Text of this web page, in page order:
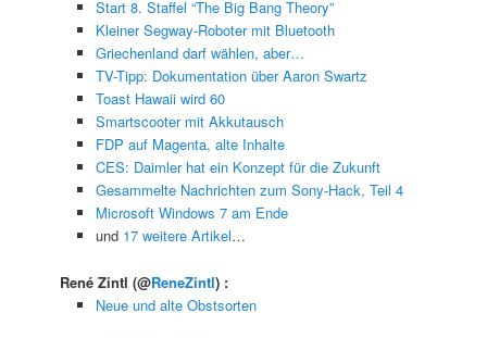
Start 8. Staffel “The Big Bang Theory”
Kleiner Segway-Roboter mit Bluetooth
Griechenland darf wählen, aber…
TV-Tipp: Dokumentation über Aaron Swartz
Toast Hawaii wird 60
Smartscooter mit Akkutausch
FDP auf Magenta, alte Inhalte
CES: Daimler hat ein Konzept für die Zukunft
Gesammelte Nachrichten zum Sony-Hack, Teil 4
Microsoft Windows 7 am Ende
und 17 weitere Artikel…
René Zintl(@ReneZintl) :
Neue und alte Obstsorten